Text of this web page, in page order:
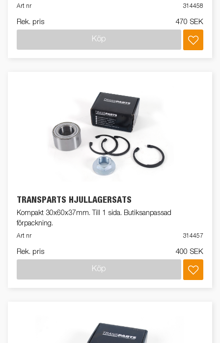
Art nr 314458
Rek. pris 470 SEK
Köp
TRANSPARTS HJULLAGERSATS
Kompakt 30x60x37mm. Till 1 sida. Butiksanpassad
förpackning.
Art nr 314457
Rek. pris 400 SEK
Köp